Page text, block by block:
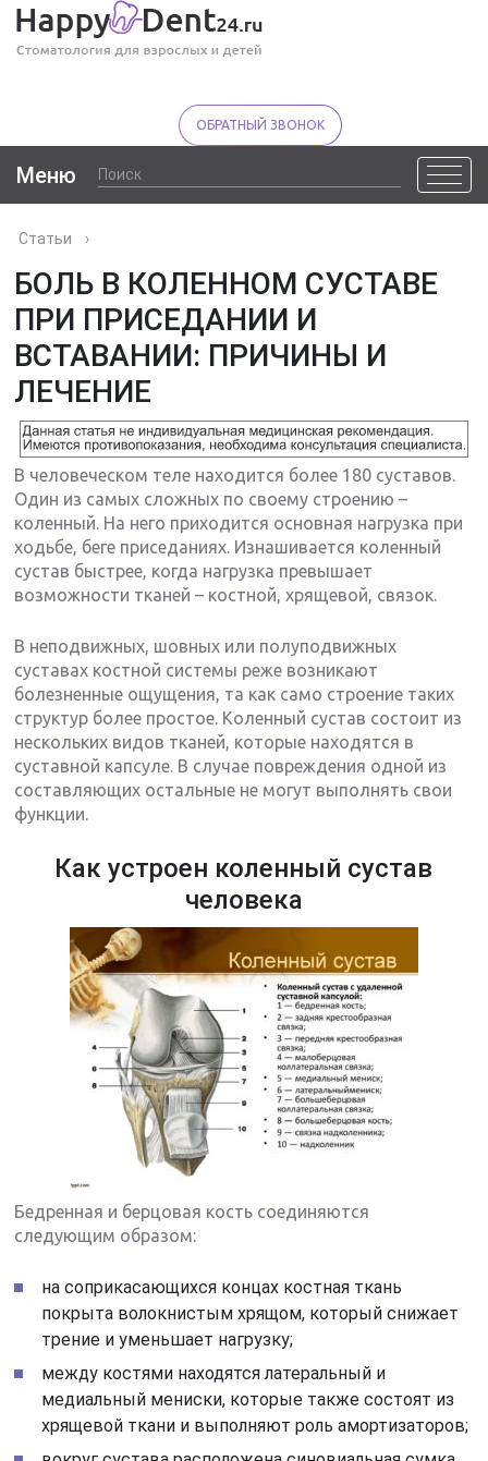
ОБРАТНЫЙ ЗВОНОК
Меню
Статьи ›
БОЛЬ В КОЛЕННОМ СУСТАВЕ
ПРИ ПРИСЕДАНИИ И
ВСТАВАНИИ: ПРИЧИНЫ И
ЛЕЧЕНИЕ
В человеческом теле находится более 180 суставов.
Один из самых сложных по своему строению –
коленный. На него приходится основная нагрузка при
ходьбе, беге приседаниях. Изнашивается коленный
сустав быстрее, когда нагрузка превышает
возможности тканей – костной, хрящевой, связок.
В неподвижных, шовных или полуподвижных
суставах костной системы реже возникают
болезненные ощущения, та как само строение таких
структур более простое. Коленный сустав состоит из
нескольких видов тканей, которые находятся в
суставной капсуле. В случае повреждения одной из
составляющих остальные не могут выполнять свои
функции.
Как устроен коленный сустав
человека
Бедренная и берцовая кость соединяются
следующим образом:
на соприкасающихся концах костная ткань
покрыта волокнистым хрящом, который снижает
трение и уменьшает нагрузку;
между костями находятся латеральный и
медиальный мениски, которые также состоят из
хрящевой ткани и выполняют роль амортизаторов;